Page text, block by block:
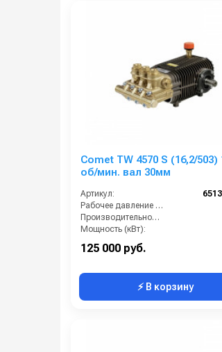
Comet TW 4570 S (16,2/503)
об/мин. вал 30мм
Артикул:
Рабочее давление (бар):
Производительность (л/мин):
Мощность (кВт):
125 000 руб.
⚡ В корзину